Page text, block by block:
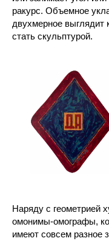
ракурс. Объемное
двухмерное выглядит
стать скульптурой.
Наряду с геометрией
омонимы-омографы,
имеют совсем разное